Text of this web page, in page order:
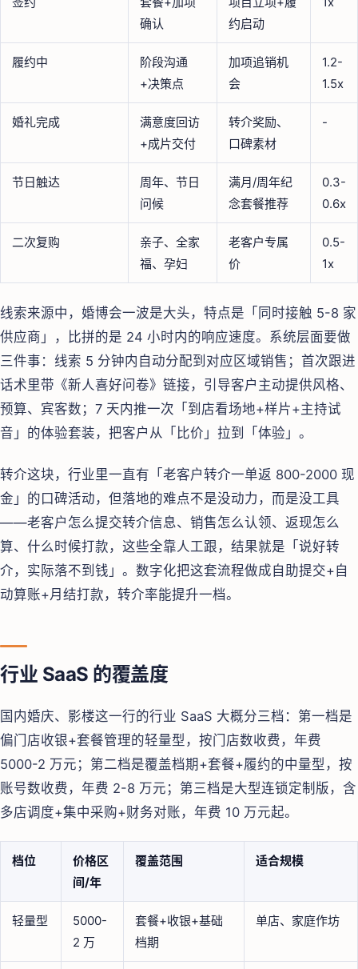
确认
约启动
履约中
阶段沟通
+决策点
加项追销机
会
1.2-
1.5x
婚礼完成
满意度回访
+成片交付
转介奖励、
口碑素材
-
节日触达
周年、节日
问候
满月/周年纪
念套餐推荐
0.3-
0.6x
二次复购
亲子、全家
福、孕妇
老客户专属
价
0.5-
1x
线索来源中，婚博会一波是大头，特点是「同时接触 5-8 家
供应商」，比拼的是 24 小时内的响应速度。系统层面要做
三件事：线索 5 分钟内自动分配到对应区域销售；首次跟进
话术里带《新人喜好问卷》链接，引导客户主动提供风格、
预算、宾客数；7 天内推一次「到店看场地+样片+主持试
音」的体验套装，把客户从「比价」拉到「体验」。
转介这块，行业里一直有「老客户转介一单返 800-2000 现
金」的口碑活动，但落地的难点不是没动力，而是没工具
——老客户怎么提交转介信息、销售怎么认领、返现怎么
算、什么时候打款，这些全靠人工跟，结果就是「说好转
介，实际落不到钱」。数字化把这套流程做成自助提交+自
动算账+月结打款，转介率能提升一档。
行业 SaaS 的覆盖度
国内婚庆、影楼这一行的行业 SaaS 大概分三档：第一档是
偏门店收银+套餐管理的轻量型，按门店数收费，年费
5000-2 万元；第二档是覆盖档期+套餐+履约的中量型，按
账号数收费，年费 2-8 万元；第三档是大型连锁定制版，含
多店调度+集中采购+财务对账，年费 10 万元起。
档位
价格区
间/年
覆盖范围 适合规模
轻量型
5000-
2 万
套餐+收银+基础
档期
单店、家庭作坊